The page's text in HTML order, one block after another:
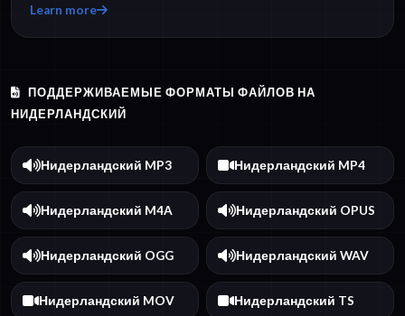
Learn more
ПОДДЕРЖИВАЕМЫЕ ФОРМАТЫ ФАЙЛОВ НА
НИДЕРЛАНДСКИЙ
Нидерландский MP3 Нидерландский MP4
Нидерландский M4A Нидерландский OPUS
Нидерландский OGG Нидерландский WAV
Нидерландский MOV Нидерландский TS